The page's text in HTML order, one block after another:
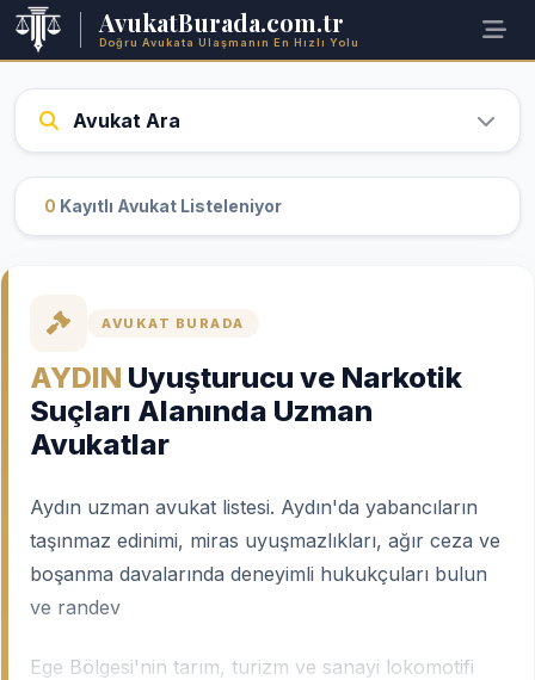
AvukatBurada.com.tr
Doğru Avukata Ulaşmanın En Hızlı Yolu
Avukat Ara
0 Kayıtlı Avukat Listeleniyor
AVUKAT BURADA
AYDIN Uyuşturucu ve Narkotik
Suçları Alanında Uzman
Avukatlar
Aydın uzman avukat listesi. Aydın'da yabancıların
taşınmaz edinimi, miras uyuşmazlıkları, ağır ceza ve
boşanma davalarında deneyimli hukukçuları bulun
ve randev
Ege Bölgesi'nin tarım, turizm ve sanayi lokomotifi